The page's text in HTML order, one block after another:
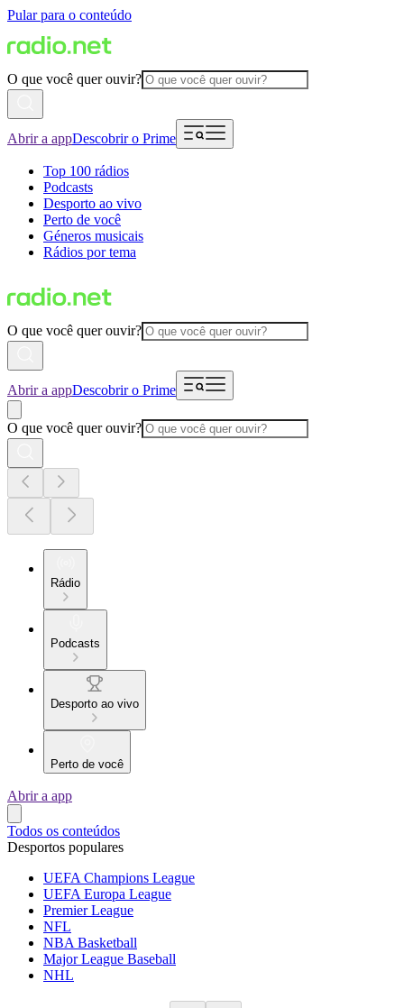
Pular para o conteúdo
O que você quer ouvir?
Abrir a appDescobrir o Prime
Top 100 rádios
Podcasts
Desporto ao vivo
Perto de você
Géneros musicais
Rádios por tema
O que você quer ouvir?
Abrir a appDescobrir o Prime
O que você quer ouvir?
Rádio
Podcasts
Desporto ao vivo
Perto de você
Abrir a app
Todos os conteúdos
Desportos populares
UEFA Champions League
UEFA Europa League
Premier League
NFL
NBA Basketball
Major League Baseball
NHL